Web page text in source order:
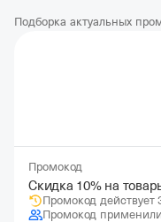
Подборка актуальных
Промокод
Скидка 10% на
Промокод действует
Промокод